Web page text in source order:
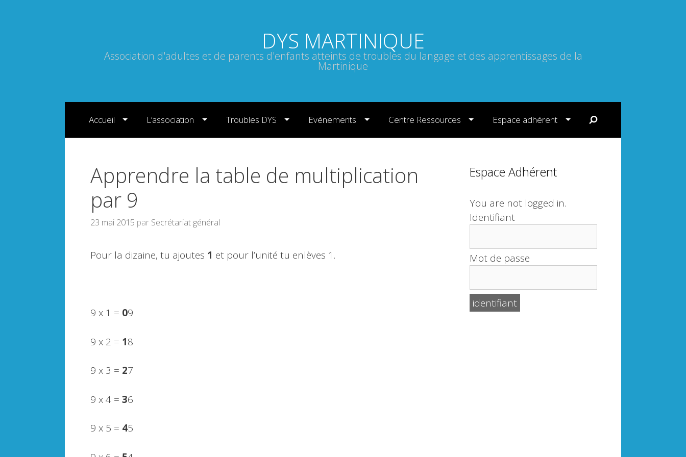
DYS MARTINIQUE
Association d'adultes et de parents d'enfants atteints de troubles du langage et des apprentissages de la
Martinique
Accueil
L’association Troubles DYS Evénements Centre Ressources Espace adhérent
Apprendre la table de multiplication
par 9
23 mai 2015 par Secrétariat général
Pour la dizaine, tu ajoutes 1 et pour l’unité tu enlèves 1.
9 x 1 = 09
9 x 2 = 18
9 x 3 = 27
9 x 4 = 36
9 x 5 = 45
Espace Adhérent
You are not logged in.
Identifiant
Mot de passe